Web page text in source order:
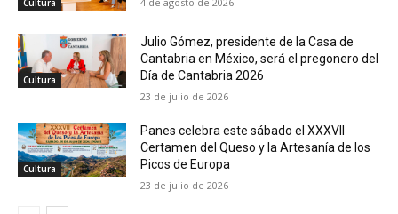
Cultura
Cultura
Julio Gómez, presidente de la Casa de
Cantabria en México, será el pregonero del
Día de Cantabria 2026
23 de julio de 2026
Cultura
Panes celebra este sábado el XXXVII
Certamen del Queso y la Artesanía de los
Picos de Europa
23 de julio de 2026